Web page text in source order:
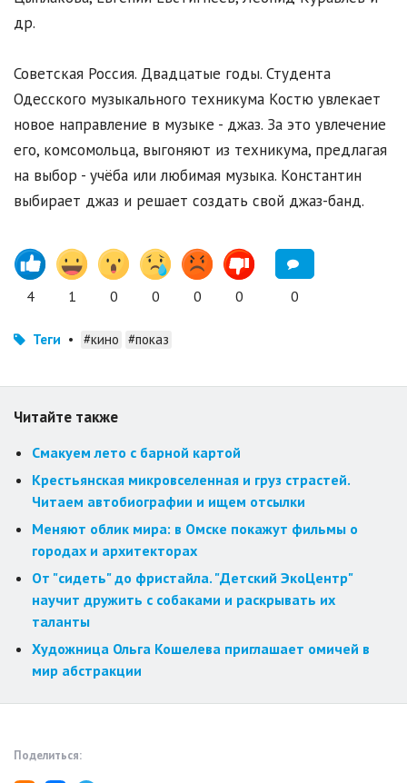
др.
Советская Россия. Двадцатые годы. Студента
Одесского музыкального техникума Костю увлекает
новое направление в музыке - джаз. За это увлечение
его, комсомольца, выгоняют из техникума, предлагая
на выбор - учёба или любимая музыка. Константин
выбирает джаз и решает создать свой джаз-банд.
4 1 0 0 0 0 0
Теги • #кино #показ
Читайте также
Смакуем лето с барной картой
Крестьянская микровселенная и груз страстей.
Читаем автобиографии и ищем отсылки
Меняют облик мира: в Омске покажут фильмы о
городах и архитекторах
От "сидеть" до фристайла. "Детский ЭкоЦентр"
научит дружить с собаками и раскрывать их
таланты
Художница Ольга Кошелева приглашает омичей в
мир абстракции
Поделиться: